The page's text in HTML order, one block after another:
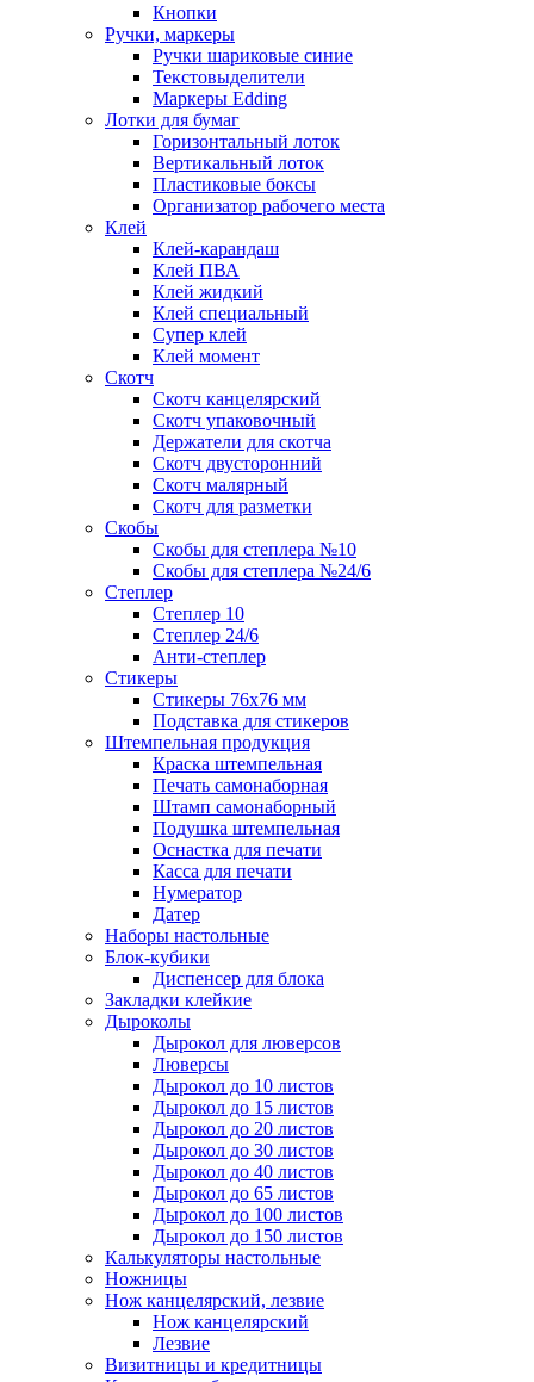
Кнопки
Ручки, маркеры
Ручки шариковые синие
Текстовыделители
Маркеры Edding
Лотки для бумаг
Горизонтальный лоток
Вертикальный лоток
Пластиковые боксы
Организатор рабочего места
Клей
Клей-карандаш
Клей ПВА
Клей жидкий
Клей специальный
Супер клей
Клей момент
Скотч
Скотч канцелярский
Скотч упаковочный
Держатели для скотча
Скотч двусторонний
Скотч малярный
Скотч для разметки
Скобы
Скобы для степлера №10
Скобы для степлера №24/6
Степлер
Степлер 10
Степлер 24/6
Анти-степлер
Стикеры
Стикеры 76x76 мм
Подставка для стикеров
Штемпельная продукция
Краска штемпельная
Печать самонаборная
Штамп самонаборный
Подушка штемпельная
Оснастка для печати
Касса для печати
Нумератор
Датер
Наборы настольные
Блок-кубики
Диспенсер для блока
Закладки клейкие
Дыроколы
Дырокол для люверсов
Люверсы
Дырокол до 10 листов
Дырокол до 15 листов
Дырокол до 20 листов
Дырокол до 30 листов
Дырокол до 40 листов
Дырокол до 65 листов
Дырокол до 100 листов
Дырокол до 150 листов
Калькуляторы настольные
Ножницы
Нож канцелярский, лезвие
Нож канцелярский
Лезвие
Визитницы и кредитницы